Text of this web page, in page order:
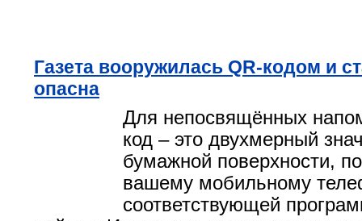
Газета вооружилась QR-кодом и
опасна
Для непосвящённых
код – это двухмерный
бумажной поверхности,
вашему мобильному
соответствующей